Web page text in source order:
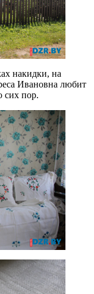
накидки, на
Ивановна любит
сих пор.